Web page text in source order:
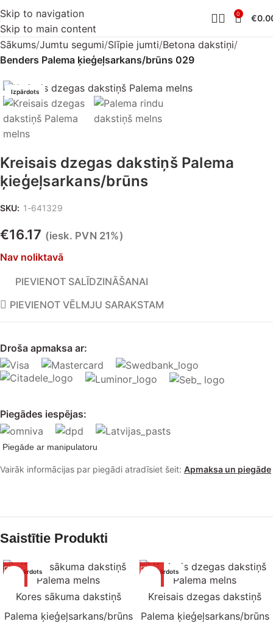
Skip to navigation
Skip to main content
0 €
Sākums Jumtu segumi Slīpie jumti Betona dakstiņi
Benders Palema ķieģeļsarkans/brūns 029
Izpārdots
Kreisais dzegas dakstiņš Palema
ķieģeļsarkans/brūns
SKU: 1-641329
€16.17 (iesk. PVN 21%)
Nav noliktavā
Droša apmaksa ar:
Piegādes iespējas:
Piegāde ar manipulatoru
Vairāk informācijas par piegādi atradīsiet šeit: Apmaksa un piegāde
PIEVIENOT SALĪDZINĀŠANAI
PIEVIENOT VĒLMJU SARAKSTAM
Saistītie Produkti
Izpārdots
Kores sākuma dakstiņš
Palema ķieģeļsarkans/brūns
Izpārdots
Kreisais dzegas dakstiņš
Palema ķieģeļsarkans/brūns